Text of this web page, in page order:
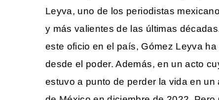
Leyva, uno de los periodistas
y más valientes de las últimas
este oficio en el país, Gómez Leyva
desde el poder. Además, en un acto
estuvo a punto de perder la vida en
Cine desde los